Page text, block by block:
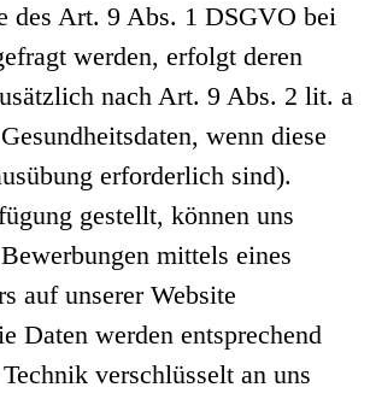
des Art. 9 Abs. 1 DSGVO bei
werden, erfolgt deren
nach Art. 9 Abs. 2 lit. a
wenn diese
erforderlich sind).
gestellt, können uns
mittels eines
auf unserer Website
Daten werden entsprechend
verschlüsselt an uns